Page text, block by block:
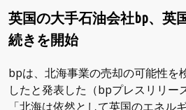
英国の大手石油会社bp、英
続きを開始
bpは、北海事業の売却の可能性を
したと発表した（bpプレスリリー
「北海は依然として英国のエネル